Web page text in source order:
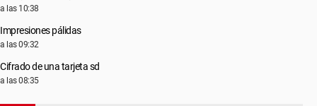
a las 10:38
Impresiones pálidas
a las 09:32
Cifrado de una tarjeta sd
a las 08:35